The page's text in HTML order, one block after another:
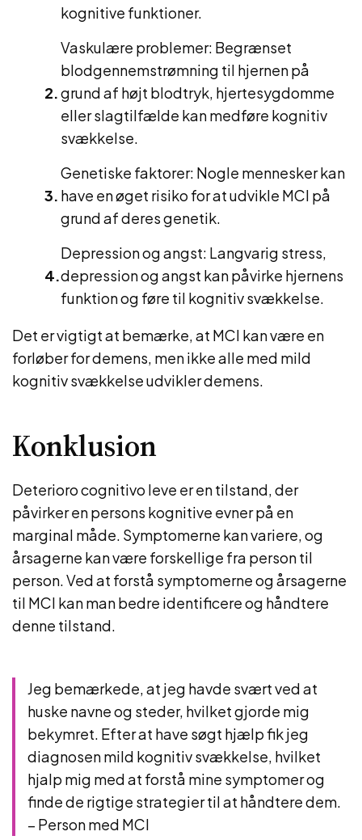
kognitive funktioner.
Vaskulære problemer: Begrænset
blodgennemstrømning til hjernen på
grund af højt blodtryk, hjertesygdomme
eller slagtilfælde kan medføre kognitiv
svækkelse.
Genetiske faktorer: Nogle mennesker kan
have en øget risiko for at udvikle MCI på
grund af deres genetik.
Depression og angst: Langvarig stress,
depression og angst kan påvirke hjernens
funktion og føre til kognitiv svækkelse.
Det er vigtigt at bemærke, at MCI kan være en
forløber for demens, men ikke alle med mild
kognitiv svækkelse udvikler demens.
Konklusion
Deterioro cognitivo leve er en tilstand, der
påvirker en persons kognitive evner på en
marginal måde. Symptomerne kan variere, og
årsagerne kan være forskellige fra person til
person. Ved at forstå symptomerne og årsagerne
til MCI kan man bedre identificere og håndtere
denne tilstand.
Jeg bemærkede, at jeg havde svært ved at
huske navne og steder, hvilket gjorde mig
bekymret. Efter at have søgt hjælp fik jeg
diagnosen mild kognitiv svækkelse, hvilket
hjalp mig med at forstå mine symptomer og
finde de rigtige strategier til at håndtere dem.
– Person med MCI